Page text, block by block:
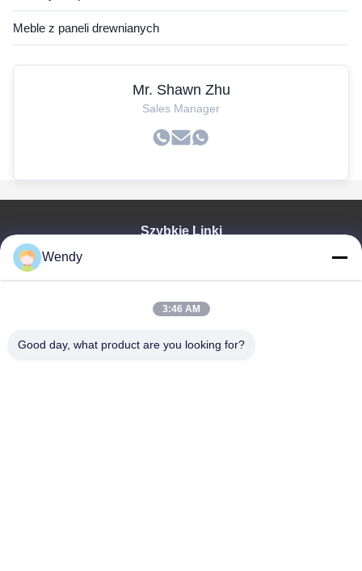
Meble z paneli drewnianych
Mr. Shawn Zhu
Sales Manager
Szybkie Linki
Produkty
Wideo
Pokaz VR
O NAS
Wendy
3:46 AM
Good day, what product are you looking for?